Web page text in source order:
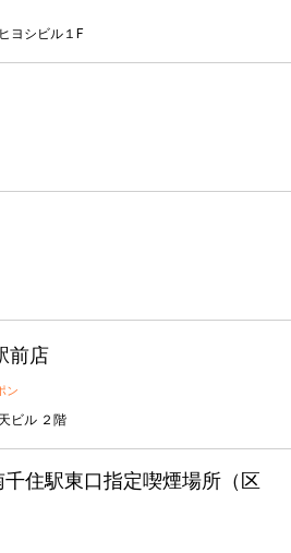
ヨシビル１F
前店
ン
ビル ２階
千住駅東口指定喫煙場所（区